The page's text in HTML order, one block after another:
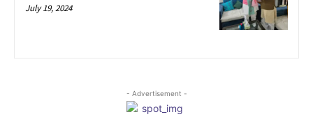
July 19, 2024
- Advertisement -